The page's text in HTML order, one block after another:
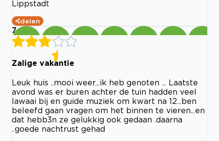
Lippstadt
delen
7
Zalige vakantie
Leuk huis ..mooi weer...ik heb genoten ... Laatste
avond was er buren achter de tuin hadden veel
lawaai bij en guide muziek om kwart na 12...ben
beleefd gaan vragen om het binnen te vieren...en
dat hebb3n ze gelukkig ook gedaan .daarna
..goede nachtrust gehad